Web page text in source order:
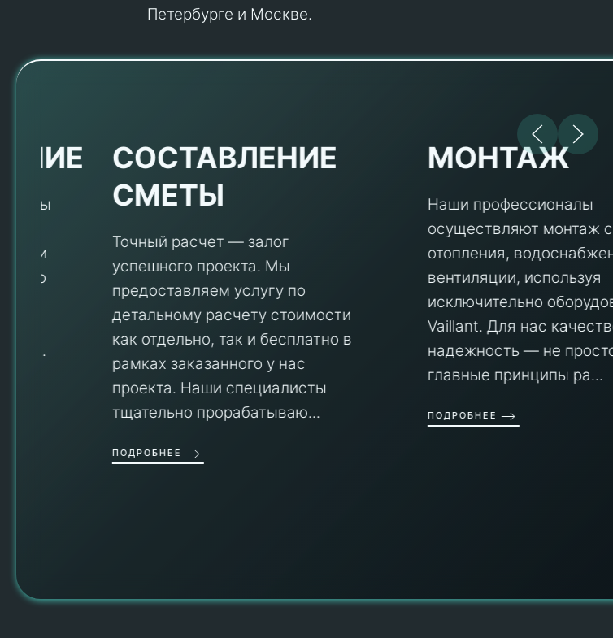
Петербурге и Москве.
СОСТАВЛЕНИЕ
СМЕТЫ
Точный расчет — залог
успешного проекта. Мы
предоставляем услугу по
детальному расчету стоимости
как отдельно, так и бесплатно в
рамках заказанного у нас
проекта. Наши специалисты
тщательно прорабатываю...
МОНТАЖ
Наши профессионалы
осуществляют монтаж систем
отопления, водоснабжения и
вентиляции, используя
исключительно оборудование
Vaillant. Для нас качество и
надежность — не просто слова, а
главные принципы ра...